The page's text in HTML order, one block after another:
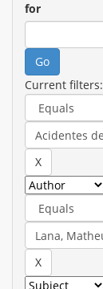
for
Current filters: